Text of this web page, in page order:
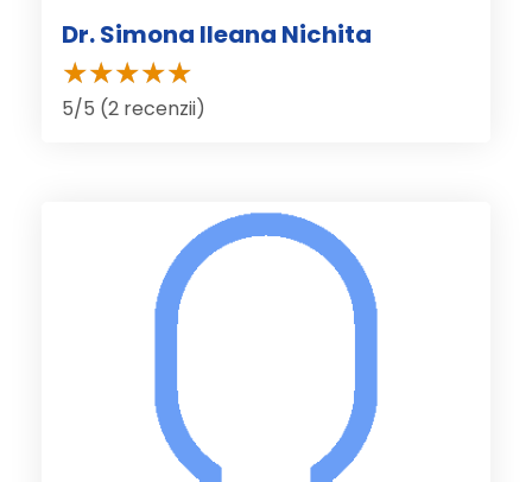
Dr. Simona Ileana Nichita
5/5 (2 recenzii)